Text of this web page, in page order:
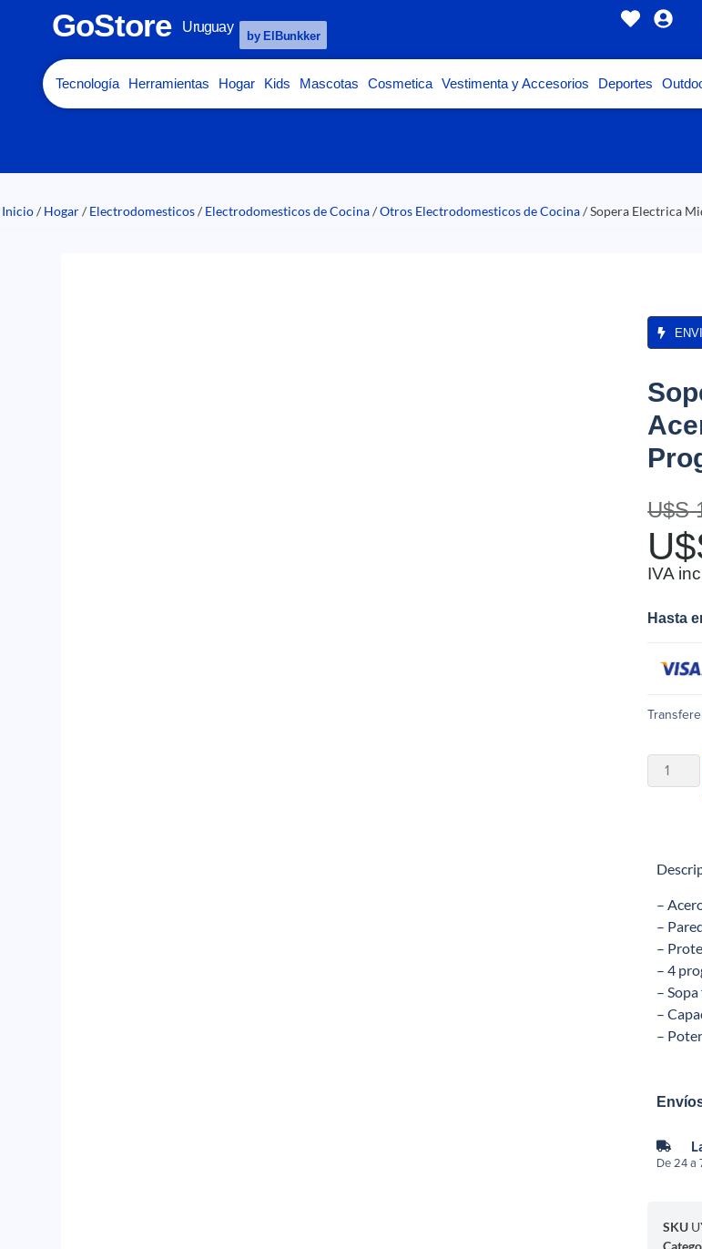
GoStore Uruguay
by ElBunkker
Tecnología Herramientas Hogar Kids Mascotas Cosmetica Vestimenta y Accesorios Deportes
Inicio/ Hogar/ Electrodomesticos/ Electrodomesticos de Cocina/Otros Electrodomesticos de Cocina/ Sopera Electrica
U$S
IVA inc
Hasta
–
–
–
– 4
–
–
–
De 24 a
SKU